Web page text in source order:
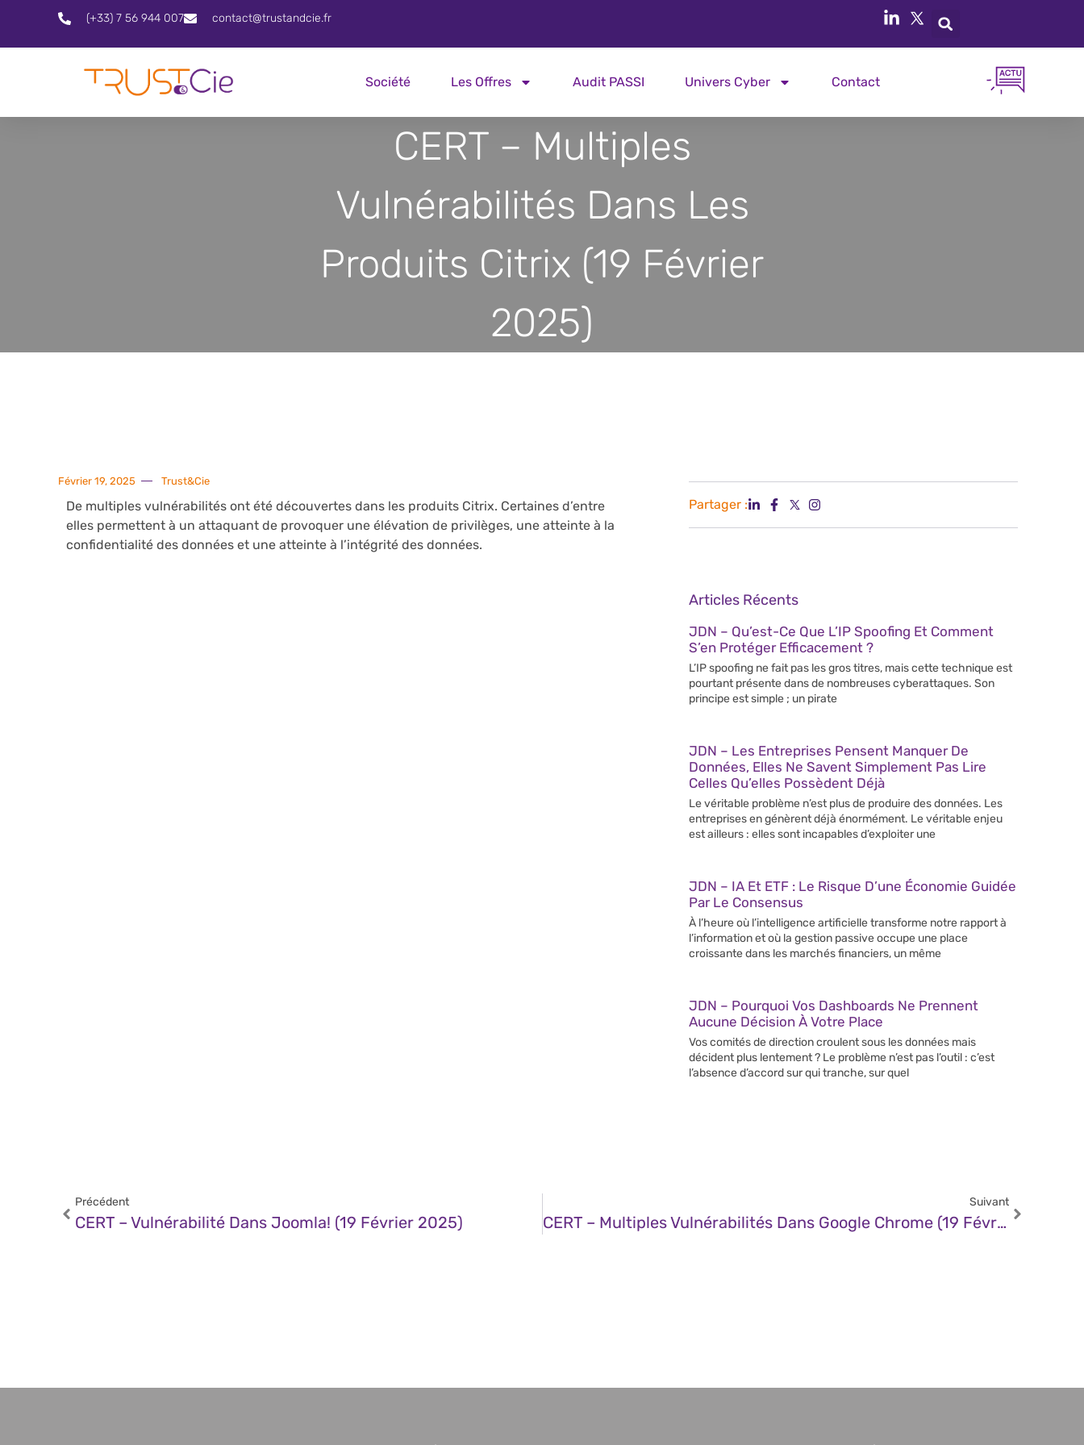
(+33) 7 56 944 007 contact@trustandcie.fr
Société Les Offres Audit PASSI Univers Cyber Contact
CERT – Multiples
Vulnérabilités Dans Les
Produits Citrix (19 Février
2025)
Février 19, 2025 Trust&Cie
De multiples vulnérabilités ont été découvertes dans les produits Citrix. Certaines d’entre
elles permettent à un attaquant de provoquer une élévation de privilèges, une atteinte à la
confidentialité des données et une atteinte à l’intégrité des données.
Partager :
Articles Récents
JDN – Qu’est-Ce Que L’IP Spoofing Et Comment
S’en Protéger Efficacement ?
L’IP spoofing ne fait pas les gros titres, mais cette technique est
pourtant présente dans de nombreuses cyberattaques. Son
principe est simple ; un pirate
JDN – Les Entreprises Pensent Manquer De
Données, Elles Ne Savent Simplement Pas Lire
Celles Qu’elles Possèdent Déjà
Le véritable problème n’est plus de produire des données. Les
entreprises en génèrent déjà énormément. Le véritable enjeu
est ailleurs : elles sont incapables d’exploiter une
JDN – IA Et ETF : Le Risque D’une Économie Guidée
Par Le Consensus
À l’heure où l’intelligence artificielle transforme notre rapport à
l’information et où la gestion passive occupe une place
croissante dans les marchés financiers, un même
JDN – Pourquoi Vos Dashboards Ne Prennent
Aucune Décision À Votre Place
Vos comités de direction croulent sous les données mais
décident plus lentement ? Le problème n’est pas l’outil : c’est
l’absence d’accord sur qui tranche, sur quel
Précédent
CERT – Vulnérabilité Dans Joomla! (19 Février 2025)
Suivant
CERT – Multiples Vulnérabilités Dans Google Chrome (19 Février 2025)